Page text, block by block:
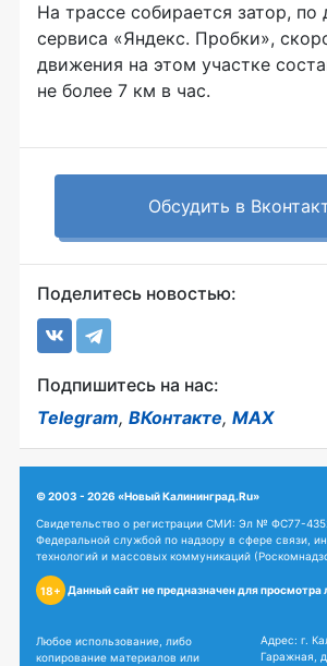
На трассе собирается затор, по
сервиса «Яндекс. Пробки»,
движения на этом участке
не более 7 км в час.
Обсудить в
Поделитесь новостью:
Подпишитесь на нас:
Telegram, ВКонтакте, MAX
© 2003 - 2026 «Новый Калининград.Ru»
Свидетельство о регистрации СМИ: Эл № ФС77-
Федеральной службой по надзору в сфере связи,
технологий и массовых коммуникаций
18+ Данный сайт не предназначен для
Любое использование, либо
копирование материалов или
Адрес: г.
Гаражная,